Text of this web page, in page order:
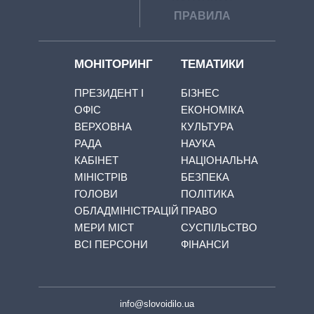
ПРАВИЛА
МОНІТОРИНГ
ПРЕЗИДЕНТ І
ОФІС
ВЕРХОВНА
РАДА
КАБІНЕТ
МІНІСТРІВ
ГОЛОВИ
ОБЛАДМІНІСТРАЦІЙ
МЕРИ МІСТ
ВСІ ПЕРСОНИ
ТЕМАТИКИ
БІЗНЕС
ЕКОНОМІКА
КУЛЬТУРА
НАУКА
НАЦІОНАЛЬНА
БЕЗПЕКА
ПОЛІТИКА
ПРАВО
СУСПІЛЬСТВО
ФІНАНСИ
info@slovoidilo.ua